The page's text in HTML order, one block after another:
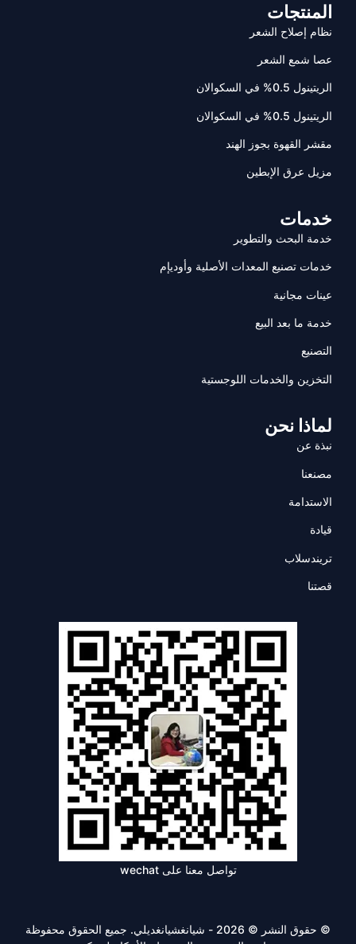
المنتجات
نظام إصلاح الشعر
عصا شمع الشعر
الريتينول 0.5% في السكوالان
الريتينول 0.5% في السكوالان
مقشر القهوة بجوز الهند
مزيل عرق الإبطين
خدمات
خدمة البحث والتطوير
خدمات تصنيع المعدات الأصلية وأوديإم
عينات مجانية
خدمة ما بعد البيع
التصنيع
التخزين والخدمات اللوجستية
لماذا نحن
نبذة عن
مصنعنا
الاستدامة
قيادة
تريندسلاب
قصتنا
تواصل معنا على wechat
© حقوق النشر © 2026 - شيانغشيانغديلي. جميع الحقوق محفوظة